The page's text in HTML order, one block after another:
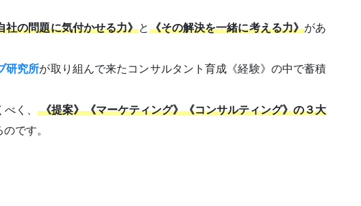
社の問題に気付かせる力》と 《その解決を一緒に考える力》があ
研究所が取り組んで来たコンサルタント育成《経験》の中で蓄積
べく、 《提案》《マーケティング》《コンサルティング》の３大
です。